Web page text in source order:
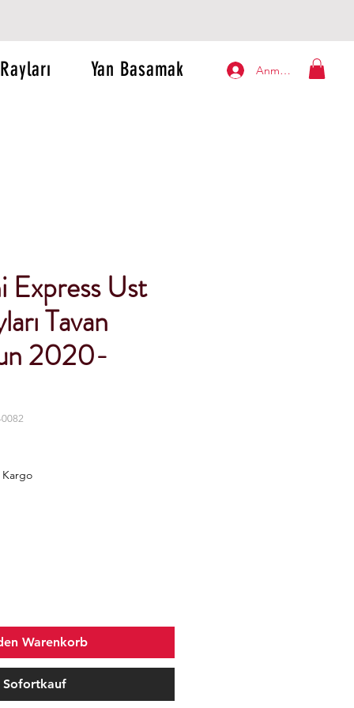
Anmelden
Yan Basamak
Express Ust
Tavan
2020-
Kargo
Warenkorb
Sofortkauf